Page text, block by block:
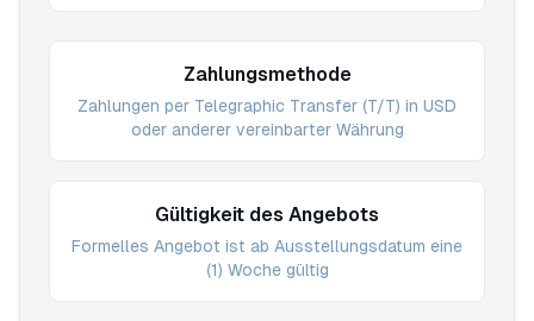
Zahlungsmethode
Zahlungen per Telegraphic Transfer (T/T) in USD
oder anderer vereinbarter Währung
Gültigkeit des Angebots
Formelles Angebot ist ab Ausstellungsdatum eine
(1) Woche gültig